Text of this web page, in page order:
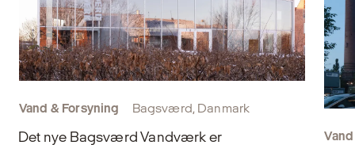
Vand & Forsyning Bagsværd, Danmark
Det nye Bagsværd Vandværk er